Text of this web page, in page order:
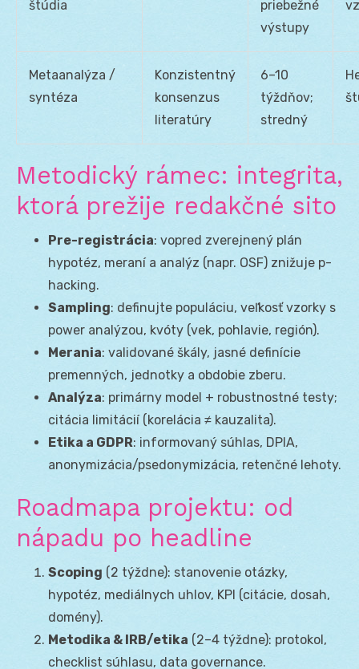
štúdia
priebežné
výstupy
Metaanalýza /
syntéza
Konzistentný
konsenzus
literatúry
6–10
týždňov;
stredný
Metodický rámec: integrita,
ktorá prežije redakčné sito
Pre-registrácia: vopred zverejnený plán
hypotéz, meraní a analýz (napr. OSF) znižuje p-
hacking.
Sampling: definujte populáciu, veľkosť vzorky s
power analýzou, kvóty (vek, pohlavie, región).
Merania: validované škály, jasné definície
premenných, jednotky a obdobie zberu.
Analýza: primárny model + robustnostné testy;
citácia limitácií (korelácia ≠ kauzalita).
Etika a GDPR: informovaný súhlas, DPIA,
anonymizácia/psedonymizácia, retenčné lehoty.
Roadmapa projektu: od
nápadu po headline
Scoping (2 týždne): stanovenie otázky,
hypotéz, mediálnych uhlov, KPI (citácie, dosah,
domény).
Metodika & IRB/etika (2–4 týždne): protokol,
checklist súhlasu, data governance.